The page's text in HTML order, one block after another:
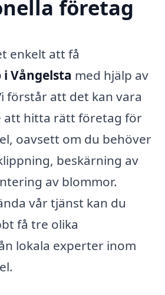
företag
enkelt att få
Vångelsta med hjälp av
förstår att det kan vara
att hitta rätt företag för
oavsett om du behöver
beskärning av
av blommor.
vår tjänst kan du
få tre olika
lokala experter inom